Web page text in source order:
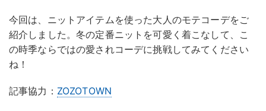
今回は、ニットアイテムを使った大人のモテコーデをご
紹介しました。冬の定番ニットを可愛く着こなして、こ
の時季ならではの愛されコーデに挑戦してみてください
ね！
記事協力： ZOZOTOWN